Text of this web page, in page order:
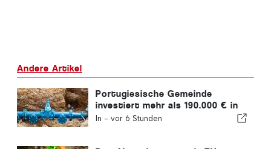
Andere Artikel
Portugiesische Gemeinde
investiert mehr als 190.000 € in
die Wasserversorgung
In - vor 6 Stunden